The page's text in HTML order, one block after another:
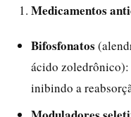
Medicamentos
Bifosfonatos
ácido zoledrônico):
inibindo a